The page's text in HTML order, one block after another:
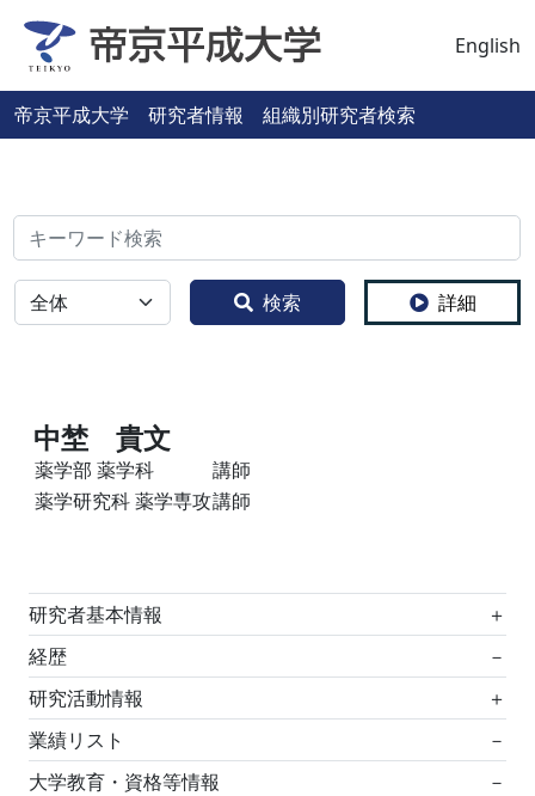
English
帝京平成大学 研究者情報 組織別研究者検索
検索
全体 検索 詳細
中埜 貴文
薬学部 薬学科
講師
薬学研究科 薬学専攻講師
研究者基本情報
＋
経歴
－
研究活動情報
＋
業績リスト
－
大学教育・資格等情報
－